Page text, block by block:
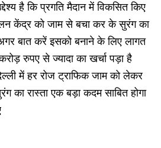
है कि प्रगति मैदान में विकसित किए
केंद्र को जाम से बचा कर के सुरंग का
अगर बात करें इसको बनाने के लिए लागत
रुपए से ज्यादा का खर्चा पड़ा है
में हर रोज ट्राफिक जाम को लेकर
का रास्ता एक बड़ा कदम साबित होगा